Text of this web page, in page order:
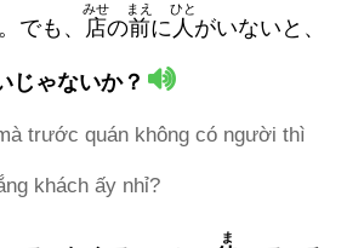
でも、 店
みせ
の前
まえ
に 人
ひと
がいないと、
じゃないか？
trước quán không có người thì
khách ấy nhỉ?
ま